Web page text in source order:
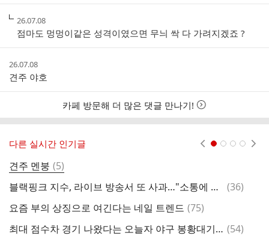
작
성
시
간
26.07.08
점마도 멍멍이같은 성격이였으면 무늬 싹 다 가려지겠죠 ?
작
성
시
간
26.07.08
견주 야호
카페 방문해 더 많은 댓글 만나기!
다른 실시간 인기글
견주 멘붕 댓
글
(5)
블랙핑크 지수, 라이브 방송서 또 사과…"소통에 문제 생겨, 죄송하다"
댓
(36)
요즘 부의 상징으로 여긴다는 네일 트렌드 댓
(75)
최대 점수차 경기 나왔다는 오늘자 야구 봉황대기 경기 결과.jpg 댓
(54)